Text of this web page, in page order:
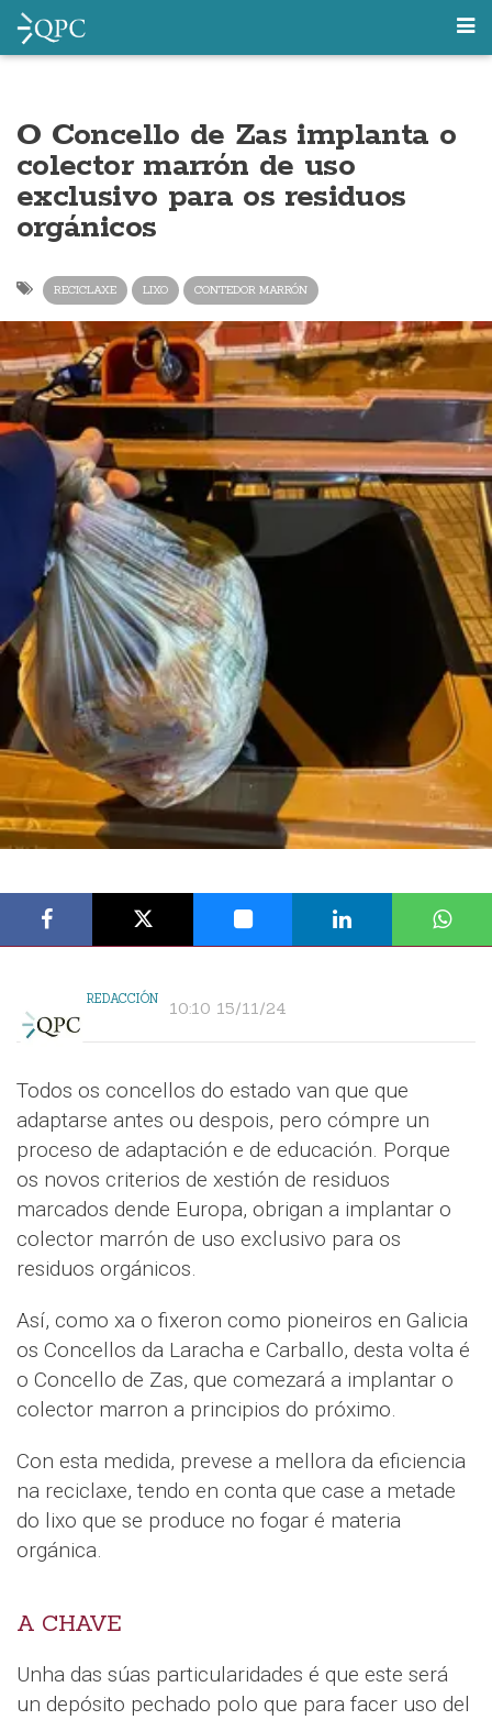
O Concello de Zas implanta o
colector marrón de uso
exclusivo para os residuos
orgánicos
RECICLAXE LIXO CONTEDOR MARRÓN
REDACCIÓN 10:10 15/11/24
Todos os concellos do estado van que que
adaptarse antes ou despois, pero cómpre un
proceso de adaptación e de educación. Porque
os novos criterios de xestión de residuos
marcados dende Europa, obrigan a implantar o
colector marrón de uso exclusivo para os
residuos orgánicos.
Así, como xa o fixeron como pioneiros en Galicia
os Concellos da Laracha e Carballo, desta volta é
o Concello de Zas, que comezará a implantar o
colector marron a principios do próximo.
Con esta medida, prevese a mellora da eficiencia
na reciclaxe, tendo en conta que case a metade
do lixo que se produce no fogar é materia
orgánica.
A CHAVE
Unha das súas particularidades é que este será
un depósito pechado polo que para facer uso del